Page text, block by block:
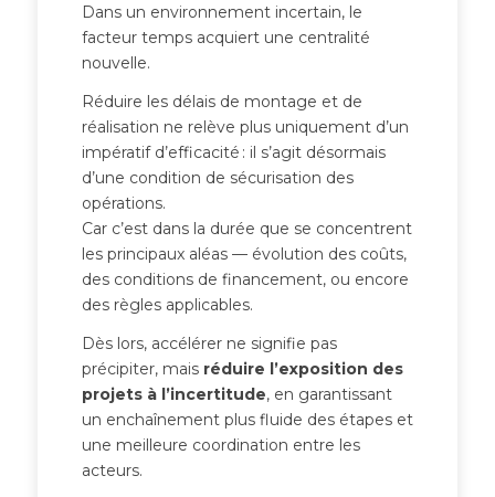
Dans un environnement incertain, le
facteur temps acquiert une centralité
nouvelle.
Réduire les délais de montage et de
réalisation ne relève plus uniquement d’un
impératif d’efficacité : il s’agit désormais
d’une condition de sécurisation des
opérations.
Car c’est dans la durée que se concentrent
les principaux aléas — évolution des coûts,
des conditions de financement, ou encore
des règles applicables.
Dès lors, accélérer ne signifie pas
précipiter, mais réduire l’exposition des
projets à l’incertitude, en garantissant
un enchaînement plus fluide des étapes et
une meilleure coordination entre les
acteurs.